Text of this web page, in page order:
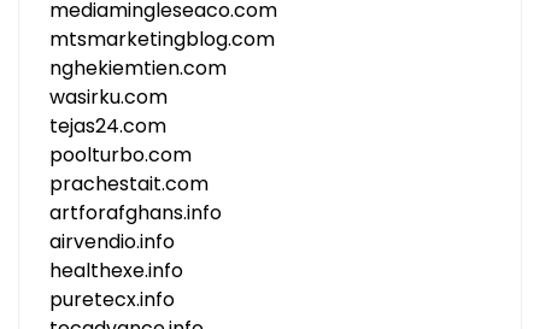
mediamingleseaco.com
mtsmarketingblog.com
nghekiemtien.com
wasirku.com
tejas24.com
poolturbo.com
prachestait.com
artforafghans.info
airvendio.info
healthexe.info
puretecx.info